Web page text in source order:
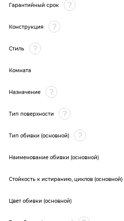
Гарантийный срок
Конструкция
Стиль
Комната
Назначение
Тип поверхности
Тип обивки (основной)
Наименование обивки (основной)
Стойкость к истиранию, циклов (основной)
Цвет обивки (основной)